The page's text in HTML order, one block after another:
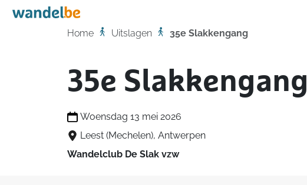
Home
Home Uitslagen 35e Slakkengang
35e Slakkengang
Woensdag 13 mei 2026
Leest (Mechelen), Antwerpen
Wandelclub De Slak vzw